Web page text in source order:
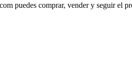
puedes comprar, vender y seguir el